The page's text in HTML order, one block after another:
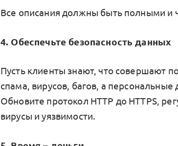
Все описания должны быть полными и
4. Обеспечьте безопасность данных
Пусть клиенты знают, что совершают
спама, вирусов, багов, а
Обновите протокол HTTP до HTTPS,
вирусы и уязвимости.